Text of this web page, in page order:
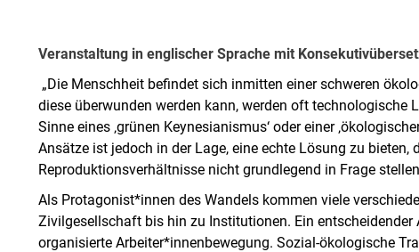
Veranstaltung in englischer Sprache mit
„Die Menschheit befindet sich inmitten einer schweren
diese überwunden werden kann, werden oft
Sinne eines ‚grünen Keynesianismus‘ oder einer
Ansätze ist jedoch in der Lage, eine echte Lösung zu bieten,
Reproduktionsverhältnisse nicht grundlegend in Frage
Als Protagonist*innen des Wandels kommen viele
Zivilgesellschaft bis hin zu Institutionen. Ein entscheidender
organisierte Arbeiter*innenbewegung. Sozial-ökologische